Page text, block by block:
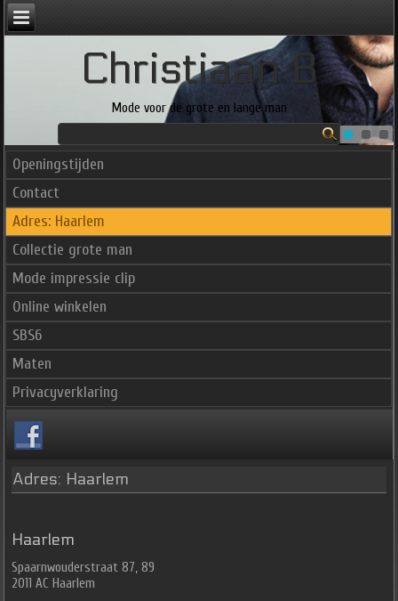
Christiaan B
Mode voor de grote en lange man
Openingstijden
Contact
Adres: Haarlem
Collectie grote man
Mode impressie clip
Online winkelen
SBS6
Maten
Privacyverklaring
Adres: Haarlem
Haarlem
Spaarnwouderstraat 87, 89
2011 AC Haarlem